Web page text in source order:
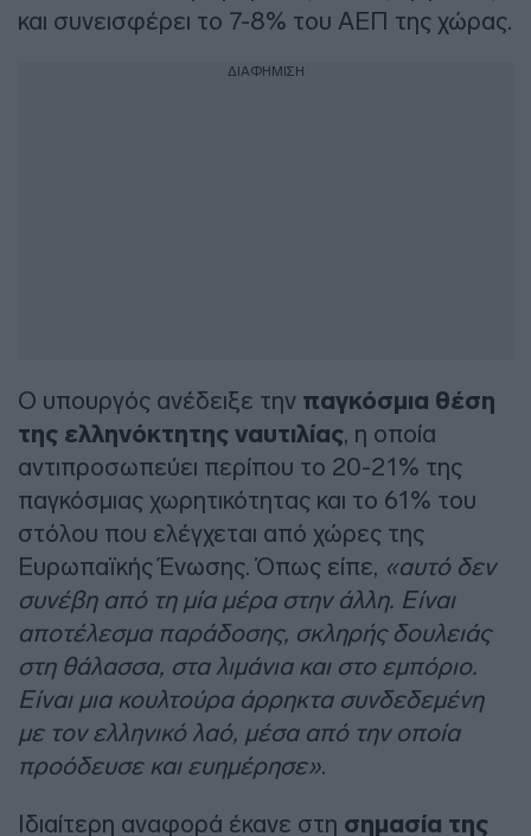
και συνεισφέρει το 7-8% του ΑΕΠ της χώρας.
ΔΙΑΦΗΜΙΣΗ
Ο υπουργός ανέδειξε την παγκόσμια θέση
της ελληνόκτητης ναυτιλίας, η οποία
αντιπροσωπεύει περίπου το 20-21% της
παγκόσμιας χωρητικότητας και το 61% του
στόλου που ελέγχεται από χώρες της
Ευρωπαϊκής Ένωσης. Όπως είπε, «αυτό δεν
συνέβη από τη μία μέρα στην άλλη. Είναι
αποτέλεσμα παράδοσης, σκληρής δουλειάς
στη θάλασσα, στα λιμάνια και στο εμπόριο.
Είναι μια κουλτούρα άρρηκτα συνδεδεμένη
με τον ελληνικό λαό, μέσα από την οποία
προόδευσε και ευημέρησε».
Ιδιαίτερη αναφορά έκανε στη σημασία της